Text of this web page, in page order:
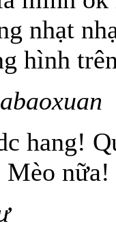
nhạt
hình
hang!
Mèo